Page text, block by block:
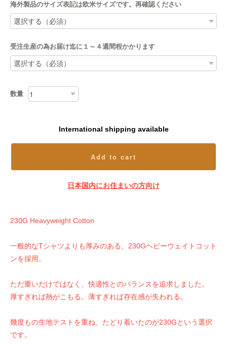
海外製品のサイズ表記は欧米サイズです。再確認ください
受注生産の為お届け迄に１～４週間程かかります
数量
International shipping available
Add to cart
日本国内にお住まいの方向け
230G Heavyweight Cotton
一般的なTシャツよりも厚みのある、230Gヘビーウェイトコット
ンを採用。
ただ重いだけではなく、快適性とのバランスを追求しました。
厚すぎれば熱がこもる。薄すぎれば存在感が失われる。
幾度もの生地テストを重ね、たどり着いたのが230Gという選択
です。